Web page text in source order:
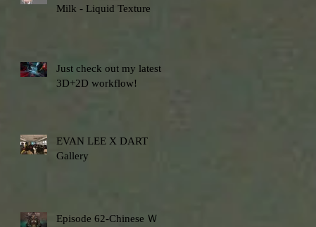
Milk - Liquid Texture
Just check out my latest
3D+2D workflow!
EVAN LEE X DART
Gallery
Episode 62-Chinese Ｗ